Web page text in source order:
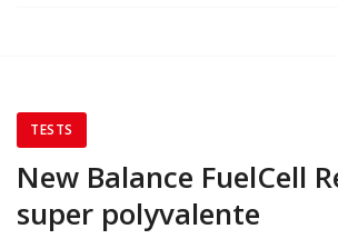
TESTS
New Balance FuelCell
super polyvalente